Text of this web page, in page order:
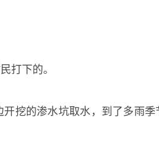
打下的。
挖的渗水坑取水，到了多雨季